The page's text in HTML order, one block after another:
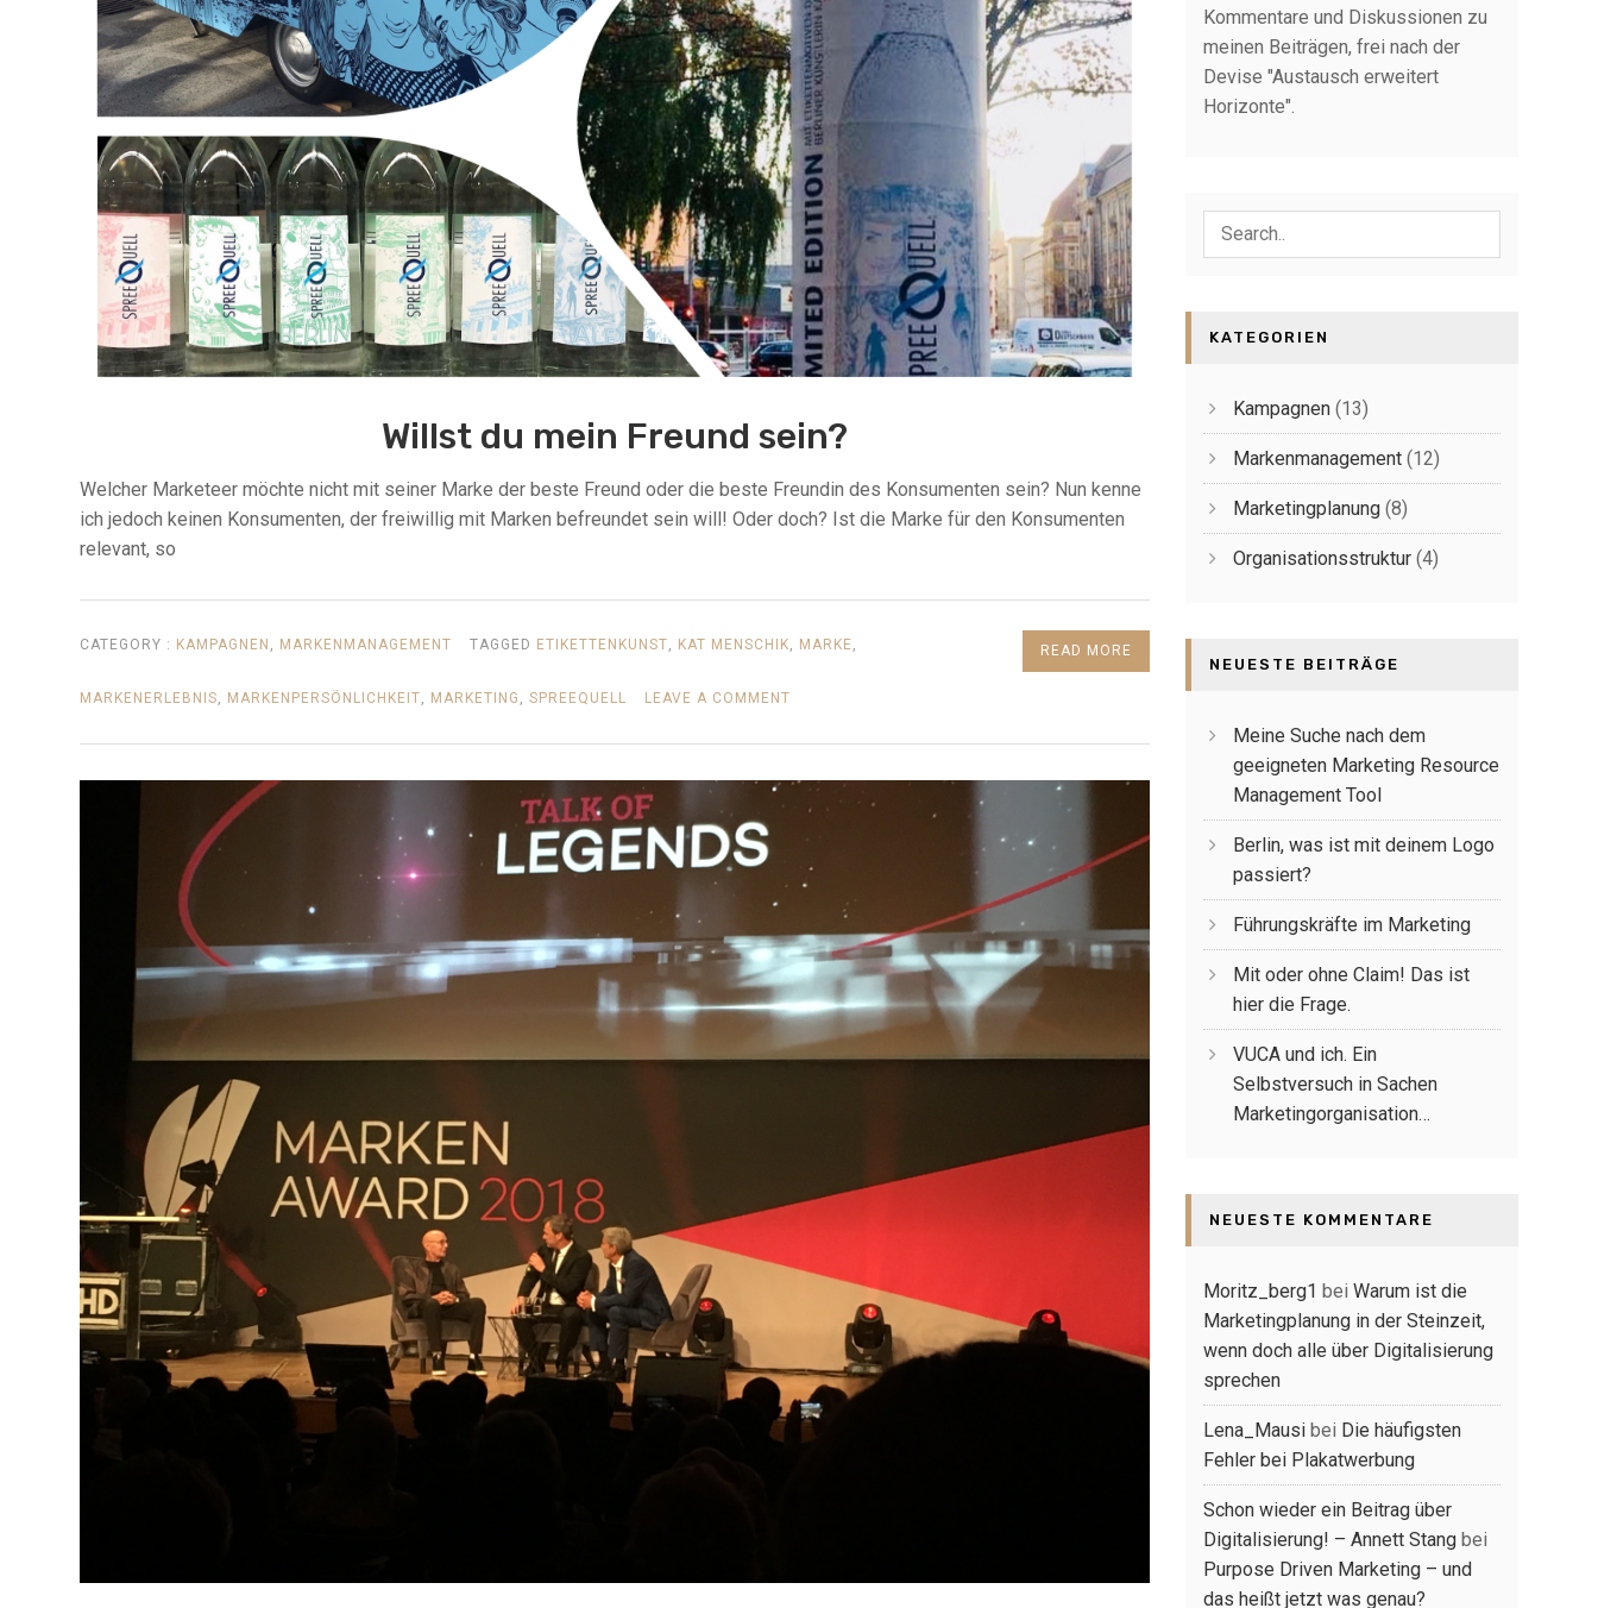
Willst du mein Freund sein?
Welcher Marketeer möchte nicht mit seiner Marke der beste Freund oder die beste Freundin des Konsumenten sein? Nun kenne
ich jedoch keinen Konsumenten, der freiwillig mit Marken befreundet sein will! Oder doch? Ist die Marke für den Konsumenten
relevant, so
CATEGORY : KAMPAGNEN , MARKENMANAGEMENT TAGGED ETIKETTENKUNST, KAT MENSCHIK, MARKE,
MARKENERLEBNIS, MARKENPERSÖNLICHKEIT, MARKETING , SPREEQUELL LEAVE A COMMENT
FREUND
SEIN?
READ MORE
Kommentare und Diskussionen zu
meinen Beiträgen, frei nach der
Devise "Austausch erweitert
Horizonte".
KATEGORIEN
Kampagnen (13)
Markenmanagement (12)
Marketingplanung (8)
Organisationsstruktur (4)
NEUESTE BEITRÄGE
Meine Suche nach dem
geeigneten Marketing Resource
Management Tool
Berlin, was ist mit deinem Logo
passiert?
Führungskräfte im Marketing
Mit oder ohne Claim! Das ist
hier die Frage.
VUCA und ich. Ein
Selbstversuch in Sachen
Marketingorganisation…
NEUESTE KOMMENTARE
Moritz_berg1 bei Warum ist die
Marketingplanung in der Steinzeit,
wenn doch alle über Digitalisierung
sprechen
Lena_Mausi bei Die häufigsten
Fehler bei Plakatwerbung
Schon wieder ein Beitrag über
Digitalisierung! – Annett Stang bei
Purpose Driven Marketing – und
das heißt jetzt was genau?